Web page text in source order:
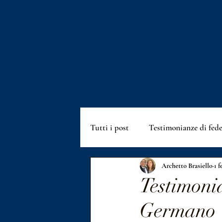
Tutti i post Testimonianze di fede
Eventi Abigail Eventi
Meditazioni Fratelli Cosa
Germano
Archetto Brasiello 1